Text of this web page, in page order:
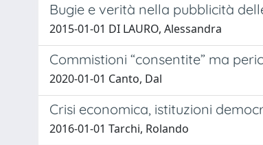
Bugie e verità nella pubblicità
2015-01-01 DI LAURO, Alessandra
Commistioni “consentite” ma
2020-01-01 Canto, Dal
Crisi economica, istituzioni
2016-01-01 Tarchi, Rolando